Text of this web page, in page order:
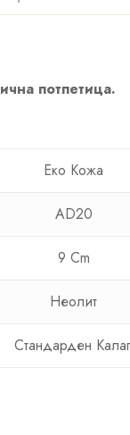
потпетица.
Еко Кожа
AD20
9 Cm
Неолит
Стандарден